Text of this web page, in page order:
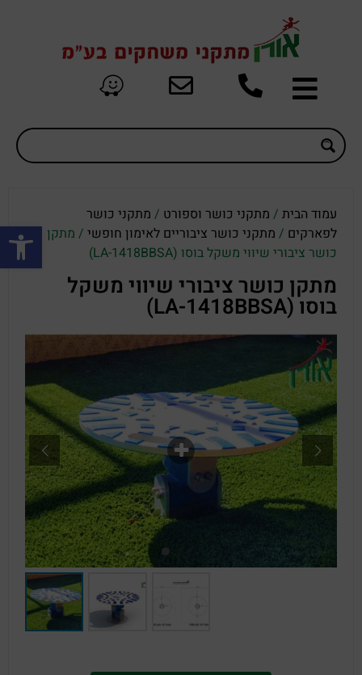
פתח
עמוד הבית / מתקני כושר וספורט / מתקני כושר
לפארקים / מתקני כושר ציבוריים לאימון חופשי / מתקן
כושר ציבורי שיווי משקל בוסו (LA-1418BBSA)
מתקן כושר ציבורי שיווי משקל
בוסו (LA-1418BBSA)